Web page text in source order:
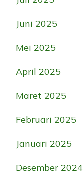
Juni 2025
Mei 2025
April 2025
Maret 2025
Februari 2025
Januari 2025
Desember 2024